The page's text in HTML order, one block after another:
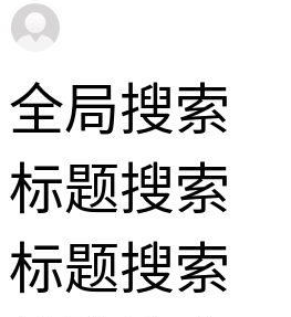
全局搜索
标题搜索
标题搜索